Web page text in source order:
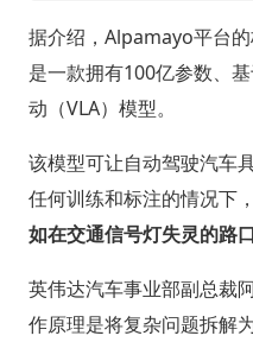
据介绍，Alpamayo平台
是一款拥有100亿参数、
动（VLA）模型。
该模型可让自动驾驶汽车
任何训练和标注的情况下，
如在交通信号灯失灵的路
英伟达汽车事业部副总裁
作原理是将复杂问题拆解